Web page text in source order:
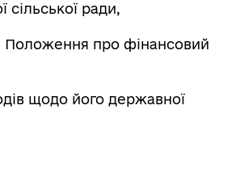
сільської ради,
Положення про фінансовий
щодо його державної